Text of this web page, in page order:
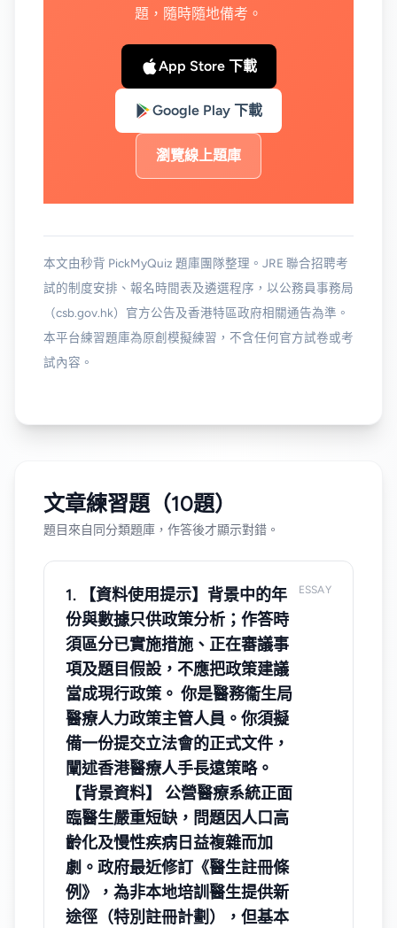
題，隨時隨地備考。
App Store 下載
Google Play 下載
瀏覽線上題庫
本文由秒背 PickMyQuiz 題庫團隊整理。JRE 聯合招聘考
試的制度安排、報名時間表及遴選程序，以公務員事務局
（csb.gov.hk）官方公告及香港特區政府相關通告為準。
本平台練習題庫為原創模擬練習，不含任何官方試卷或考
試內容。
文章練習題（10題）
題目來自同分類題庫，作答後才顯示對錯。
1. 【資料使用提示】背景中的年
份與數據只供政策分析；作答時
須區分已實施措施、正在審議事
項及題目假設，不應把政策建議
當成現行政策。 你是醫務衞生局
醫療人力政策主管人員。你須擬
備一份提交立法會的正式文件，
闡述香港醫療人手長遠策略。
【背景資料】 公營醫療系統正面
臨醫生嚴重短缺，問題因人口高
齡化及慢性疾病日益複雜而加
劇。政府最近修訂《醫生註冊條
例》，為非本地培訓醫生提供新
途徑（特別註冊計劃），但基本
ESSAY